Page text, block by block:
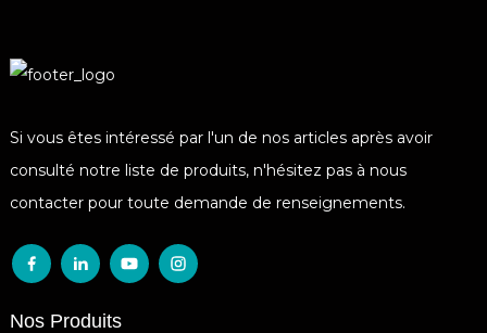
Si vous êtes intéressé par l'un de nos articles après avoir
consulté notre liste de produits, n'hésitez pas à nous
contacter pour toute demande de renseignements.
Nos Produits